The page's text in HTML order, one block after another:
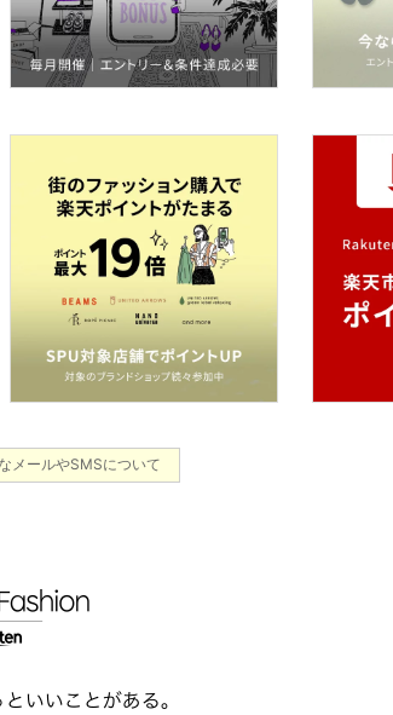
メールやSMSについて